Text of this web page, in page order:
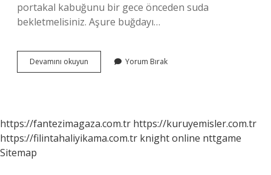
portakal kabuğunu bir gece önceden suda
bekletmelisiniz. Aşure buğdayı…
Devamını okuyun Aşurelik
Buğday
Yorum Bırak
https://fantezimagaza.com.tr https://kuruyemisler.com.tr
https://filintahaliyikama.com.tr knight online nttgame
Sitemap